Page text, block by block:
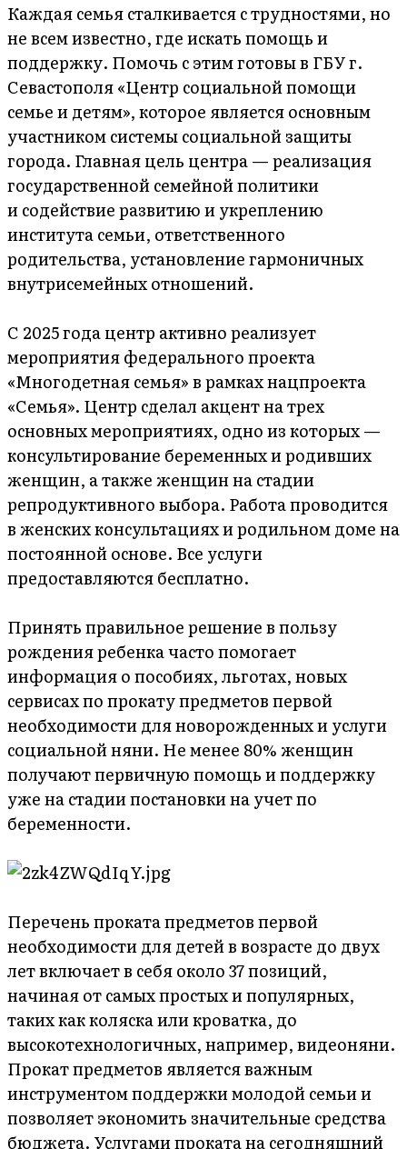
Каждая семья сталкивается с трудностями, но
не всем известно, где искать помощь и
поддержку. Помочь с этим готовы в ГБУ г.
Севастополя «Центр социальной помощи
семье и детям», которое является основным
участником системы социальной защиты
города. Главная цель центра — реализация
государственной семейной политики
и содействие развитию и укреплению
института семьи, ответственного
родительства, установление гармоничных
внутрисемейных отношений.
С 2025 года центр активно реализует
мероприятия федерального проекта
«Многодетная семья» в рамках нацпроекта
«Семья». Центр сделал акцент на трех
основных мероприятиях, одно из которых —
консультирование беременных и родивших
женщин, а также женщин на стадии
репродуктивного выбора. Работа проводится
в женских консультациях и родильном доме на
постоянной основе. Все услуги
предоставляются бесплатно.
Принять правильное решение в пользу
рождения ребенка часто помогает
информация о пособиях, льготах, новых
сервисах по прокату предметов первой
необходимости для новорожденных и услуги
социальной няни. Не менее 80% женщин
получают первичную помощь и поддержку
уже на стадии постановки на учет по
беременности.
Перечень проката предметов первой
необходимости для детей в возрасте до двух
лет включает в себя около 37 позиций,
начиная от самых простых и популярных,
таких как коляска или кроватка, до
высокотехнологичных, например, видеоняни.
Прокат предметов является важным
инструментом поддержки молодой семьи и
позволяет экономить значительные средства
бюджета. Услугами проката на сегодняшний